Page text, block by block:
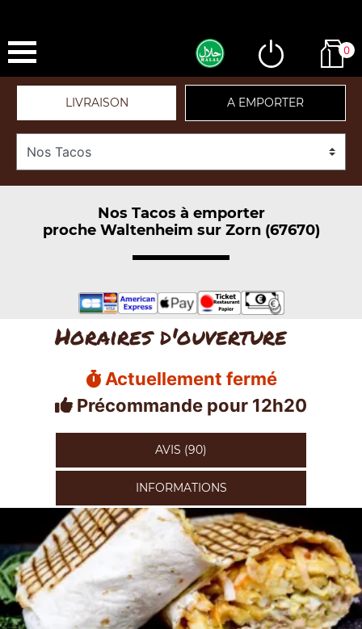
0
LIVRAISON A EMPORTER
Nos Tacos à emporter
proche Waltenheim sur Zorn (67670)
Horaires d'ouverture
Actuellement fermé
Précommande pour 12h20
AVIS (90)
INFORMATIONS